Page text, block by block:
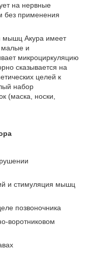
на нервные
без применения
мышц Акура имеет
малые и
микроциркуляцию
сказывается на
целей к
набор
(маска, носки,
и стимуляция мышц
позвоночника
воротниковом